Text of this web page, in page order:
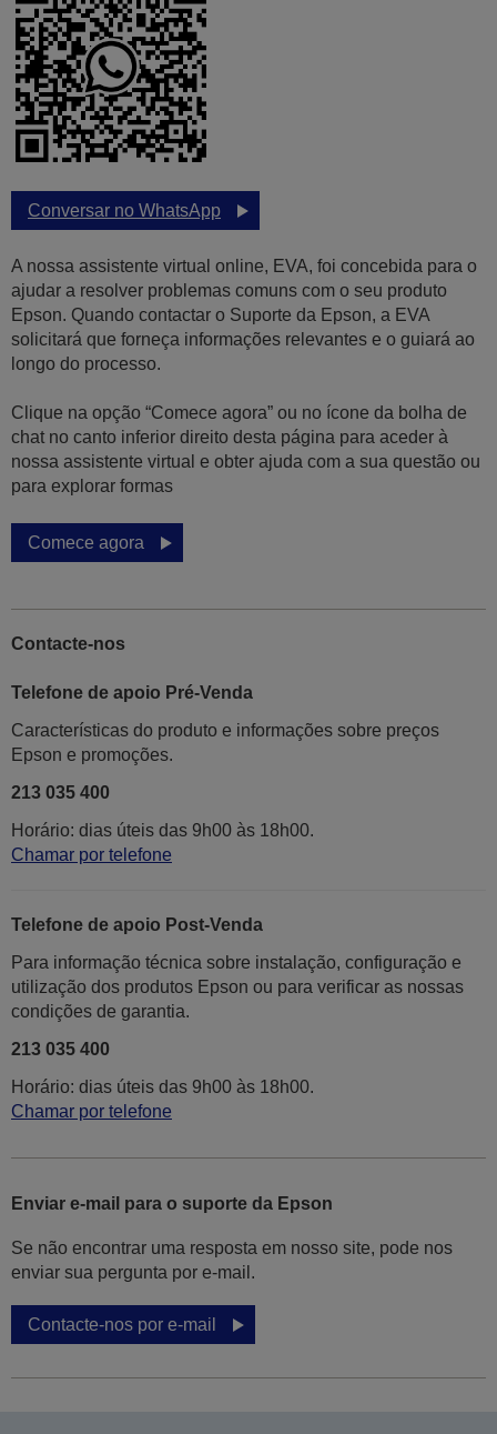
Conversar no WhatsApp
A nossa assistente virtual online, EVA, foi concebida para o
ajudar a resolver problemas comuns com o seu produto
Epson. Quando contactar o Suporte da Epson, a EVA
solicitará que forneça informações relevantes e o guiará ao
longo do processo.
Clique na opção “Comece agora” ou no ícone da bolha de
chat no canto inferior direito desta página para aceder à
nossa assistente virtual e obter ajuda com a sua questão ou
para explorar formas
Comece agora
Contacte-nos
Telefone de apoio Pré-Venda
Características do produto e informações sobre preços
Epson e promoções.
213 035 400
Horário: dias úteis das 9h00 às 18h00.
Chamar por telefone
Telefone de apoio Post-Venda
Para informação técnica sobre instalação, configuração e
utilização dos produtos Epson ou para verificar as nossas
condições de garantia.
213 035 400
Horário: dias úteis das 9h00 às 18h00.
Chamar por telefone
Enviar e-mail para o suporte da Epson
Se não encontrar uma resposta em nosso site, pode nos
enviar sua pergunta por e-mail.
Contacte-nos por e-mail